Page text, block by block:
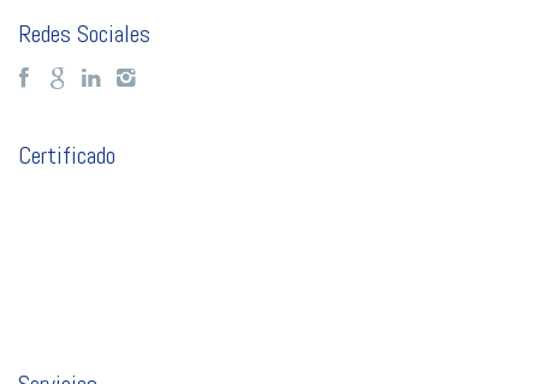
Redes Sociales
Certificado